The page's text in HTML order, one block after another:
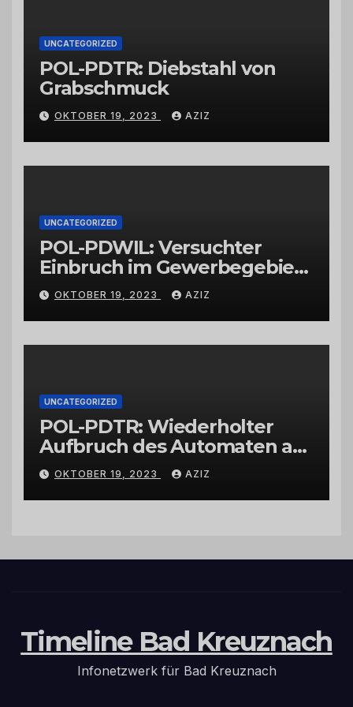
UNCATEGORIZED
POL-PDTR: Diebstahl von
Grabschmuck
OKTOBER 19, 2023 AZIZ
UNCATEGORIZED
POL-PDWIL: Versuchter
Einbruch im Gewerbegebiet
Wittlich
OKTOBER 19, 2023 AZIZ
UNCATEGORIZED
POL-PDTR: Wiederholter
Aufbruch des Automaten am
Wohnmobilstellplatz in
Hermeskeil am Labachweg
OKTOBER 19, 2023 AZIZ
Timeline Bad Kreuznach
Infonetzwerk für Bad Kreuznach